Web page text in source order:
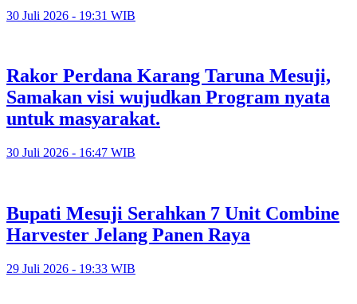
30 Juli 2026 - 19:31 WIB
Rakor Perdana Karang Taruna Mesuji,
Samakan visi wujudkan Program nyata
untuk masyarakat.
30 Juli 2026 - 16:47 WIB
Bupati Mesuji Serahkan 7 Unit Combine
Harvester Jelang Panen Raya
29 Juli 2026 - 19:33 WIB